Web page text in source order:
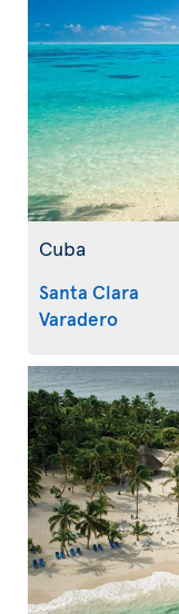
Cuba
Santa Clara
Varadero